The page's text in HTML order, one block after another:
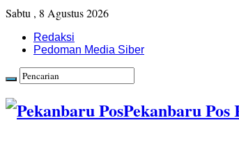
Sabtu , 8 Agustus 2026
Redaksi
Pedoman Media Siber
Pekanbaru Pos